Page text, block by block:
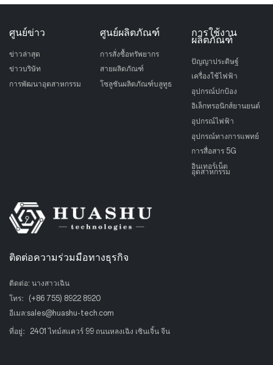
ศูนย์ข่าว
ข่าวล่าสุด
ข่าวบริษัท
การพัฒนาอุตสาหกรรม
ศูนย์ผลิตภัณฑ์
การสั่งซื้อทรัพยากร
สายผลิตภัณฑ์
โซลูชันผลิตภัณฑ์บลูทูธ
การใช้งาน
ผลิตภัณฑ์
ปัญญาประดิษฐ์
เครื่องใช้ไฟฟ้า
อุปกรณ์ปกป้อง
อิเล็กทรอนิกส์ยานยนต์
อุปกรณ์ไฟฟ้า
อุปกรณ์ทางการแพทย์
การสื่อสาร 5G
อินเทอร์เน็ต
อุตสาหกรรม
ติดต่อความร่วมมือทางธุรกิจ
ติดต่อ: นางสาวเฉิน
โทร： (+86 755) 8922 8920
อีเมล:sales@huashu-tech.com
ที่อยู่：2401 ไทม์สแควร์ 99 ถนนหลงเฉิง เซินเจิ้น จีน